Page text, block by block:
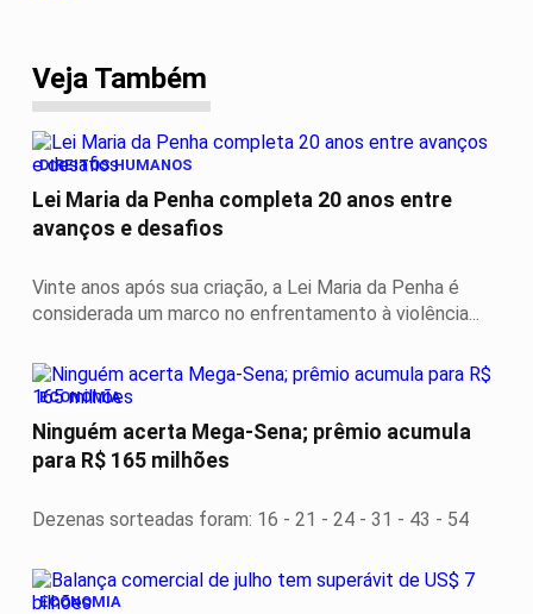
Veja Também
DIREITOS HUMANOS
Lei Maria da Penha completa 20 anos entre
avanços e desafios
Vinte anos após sua criação, a Lei Maria da Penha é
considerada um marco no enfrentamento à violência...
ECONOMIA
Ninguém acerta Mega-Sena; prêmio acumula
para R$ 165 milhões
Dezenas sorteadas foram: 16 - 21 - 24 - 31 - 43 - 54
ECONOMIA